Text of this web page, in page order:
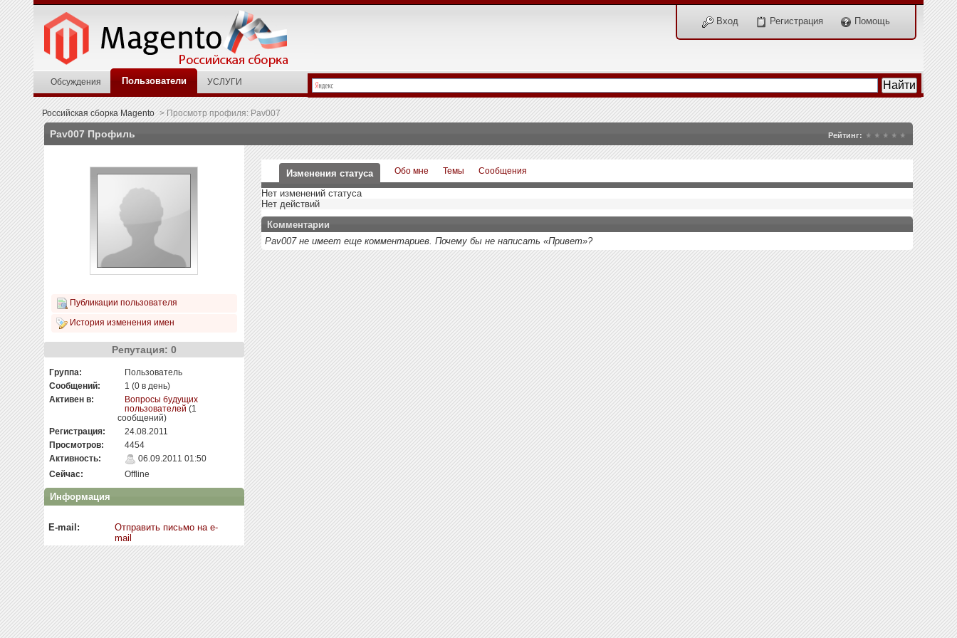
Вход Регистрация Помощь
Обсуждения Пользователи УСЛУГИ
Российская сборка Magento >Просмотр профиля: Pav007
Pav007 Профиль Рейтинг:
Публикации пользователя
История изменения имен
Репутация: 0
Группа:
Пользователь
Сообщений:
1 (0 в день)
Активен в:
Вопросы будущих
пользователей (1
сообщений)
Регистрация:
24.08.2011
Просмотров:
4454
Активность:
06.09.2011 01:50
Сейчас:
Offline
Информация
E-mail:
Отправить письмо на e-
mail
Изменения статуса Обо мне Темы Сообщения
Нет изменений статуса
Нет действий
Комментарии
Pav007 не имеет еще комментариев. Почему бы не написать «Привет»?